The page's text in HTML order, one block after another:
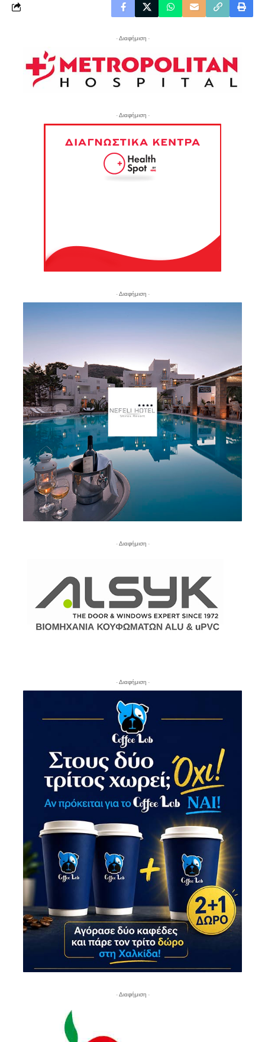
- Διαφήμιση -
- Διαφήμιση -
- Διαφήμιση -
- Διαφήμιση -
- Διαφήμιση -
- Διαφήμιση -